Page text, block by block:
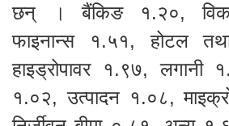
छन् । बैंकिङ १.२०,
फाइनान्स १.५१, होटल
हाइड्रोपावर १.९७, लगानी
१.०२, उत्पादन १.०८,